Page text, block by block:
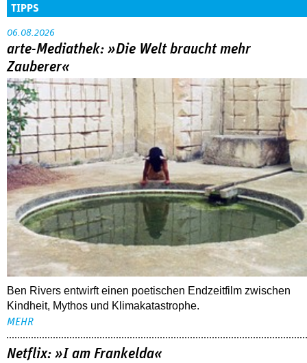
TIPPS
06.08.2026
arte-Mediathek: »Die Welt braucht mehr
Zauberer«
Ben Rivers entwirft einen poetischen Endzeitfilm zwischen
Kindheit, Mythos und Klimakatastrophe.
MEHR
Netflix: »I am Frankelda«